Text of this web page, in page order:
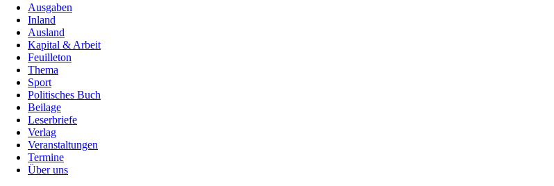
Ausgaben
Inland
Ausland
Kapital & Arbeit
Feuilleton
Thema
Sport
Politisches Buch
Beilage
Leserbriefe
Verlag
Veranstaltungen
Termine
Über uns